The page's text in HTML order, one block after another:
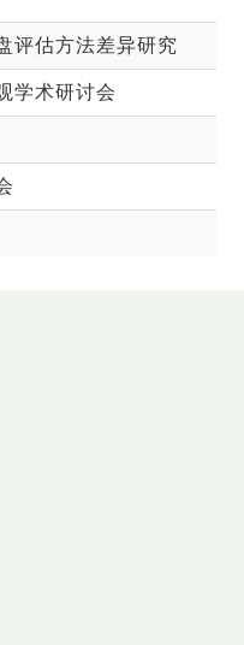
评估方法差异研究
学术研讨会